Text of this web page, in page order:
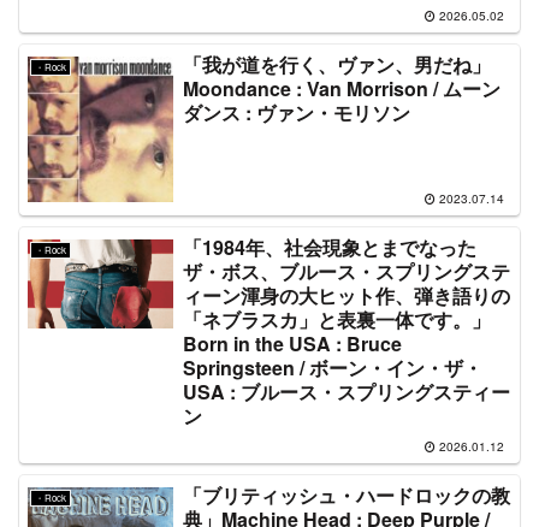
2026.05.02
・Rock
「我が道を行く、ヴァン、男だね」
Moondance : Van Morrison / ムーン
ダンス : ヴァン・モリソン
2023.07.14
・Rock
「1984年、社会現象とまでなった
ザ・ボス、ブルース・スプリングステ
ィーン渾身の大ヒット作、弾き語りの
「ネブラスカ」と表裏一体です。」
Born in the USA : Bruce
Springsteen / ボーン・イン・ザ・
USA : ブルース・スプリングスティー
ン
2026.01.12
・Rock
「ブリティッシュ・ハードロックの教
典」Machine Head : Deep Purple /